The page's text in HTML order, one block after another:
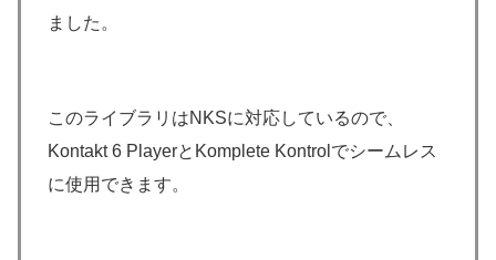
ました。
このライブラリはNKSに対応しているので、
Kontakt 6 PlayerとKomplete Kontrolでシームレス
に使用できます。